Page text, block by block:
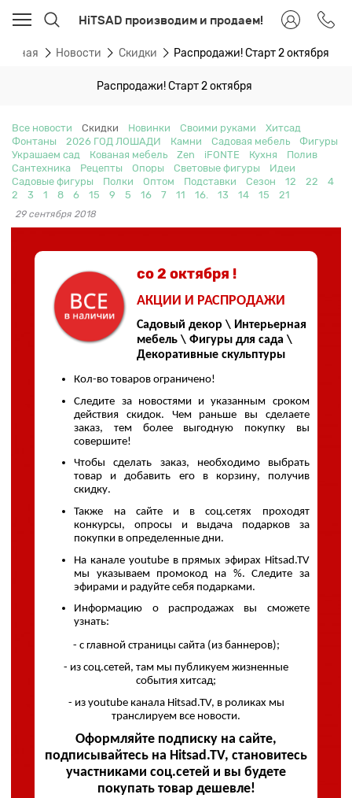
HiTSAD производим и продаем!
Новости Скидки Распродажи! Старт 2 октября
Распродажи! Старт 2 октября
Все новости Скидки Новинки Своими руками
Хитсад
Фонтаны
2026 ГОД ЛОШАДИ Камни Садовая мебель
Фигуры
Украшаем сад
Кованая мебель Zen iFONTE Кухня
Полив
Сантехника
Рецепты Опоры Световые фигуры
Идеи
Садовые фигуры
Полки Оптом Подставки Сезон 12 22
4
2
3 1 8 6 15 9 5 16 7 11 16. 13 14 15 21
29 сентября 2018
со 2 октября !
АКЦИИ И РАСПРОДАЖИ
Садовый декор \ Интерьерная
мебель \ Фигуры для сада \
Декоративные скульптуры
Кол-во товаров ограничено!
Следите за новостями и указанным сроком
действия скидок. Чем раньше вы сделаете
заказ, тем более выгодную покупку вы
совершите!
Чтобы сделать заказ, необходимо выбрать
товар и добавить его в корзину, получив
скидку.
Также на сайте и в соц.сетях проходят
конкурсы, опросы и выдача подарков за
покупки в определенные дни.
На канале youtube в прямых эфирах Hitsad.TV
мы указываем промокод на %.Следите за
эфирами и радуйте себя подарками.
Информацию о распродажах вы сможете
узнать:
- с главной страницы сайта (из баннеров);
- из соц.сетей, там мы публикуем жизненные
события хитсад;
- из youtube канала Hitsad.TV, в роликах мы
транслируем все новости.
Оформляйте подписку на сайте,
подписывайтесь на Hitsad.TV, становитесь
участниками соц.сетей и вы будете
покупать товар дешевле!